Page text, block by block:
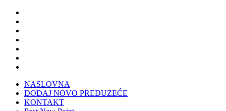
NASLOVNA
DODAJ NOVO PREDUZEĆE
KONTAKT